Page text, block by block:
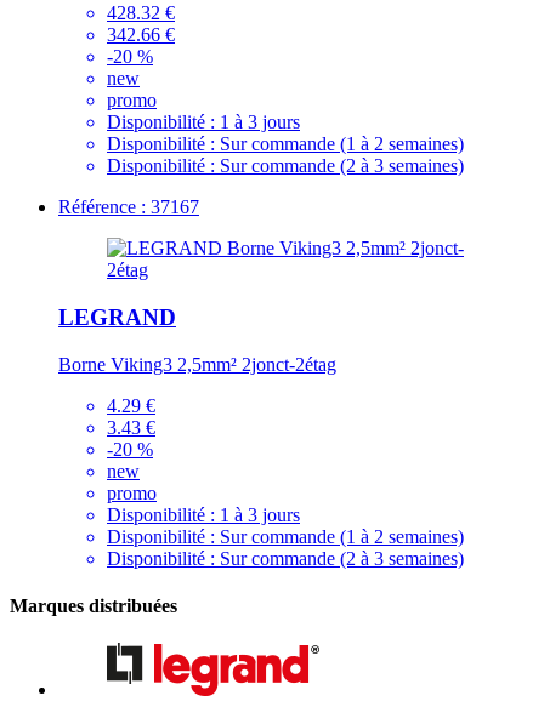
428.32 €
342.66 €
-20 %
new
promo
Disponibilité : 1 à 3 jours
Disponibilité : Sur commande (1 à 2 semaines)
Disponibilité : Sur commande (2 à 3 semaines)
Référence : 37167
LEGRAND
Borne Viking3 2,5mm² 2jonct-2étag
4.29 €
3.43 €
-20 %
new
promo
Disponibilité : 1 à 3 jours
Disponibilité : Sur commande (1 à 2 semaines)
Disponibilité : Sur commande (2 à 3 semaines)
Marques distribuées